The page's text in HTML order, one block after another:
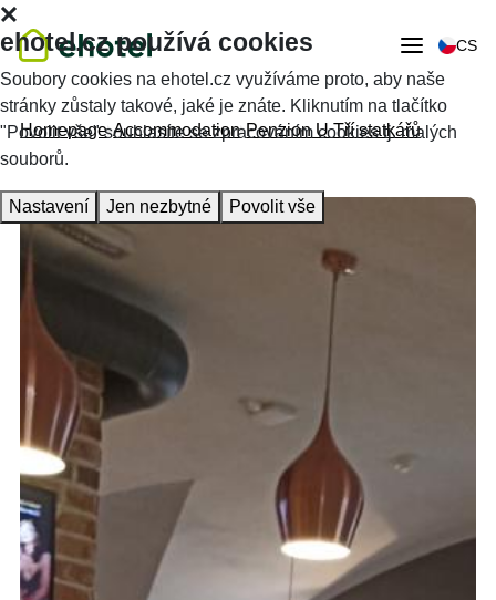
CS
Homepage Accommodation Penzion U Tří statkářů
ehotel.cz používá cookies
Soubory cookies na ehotel.cz využíváme proto, aby naše
stránky zůstaly takové, jaké je znáte. Kliknutím na tlačítko
"Povolit vše" souhlasíte se zpracováním cookies tj. malých
souborů.
Nastavení Jen nezbytné Povolit vše